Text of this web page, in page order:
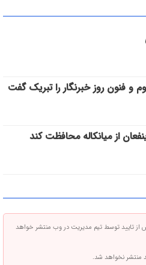
و فنون روز خبرنگار را تبریک گفت
از میانکاله محافظت کند
تایید توسط تیم مدیریت در وب منتشر خواهد
منتشر نخواهد شد.